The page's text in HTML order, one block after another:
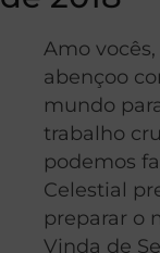
Amo
abençoo
mundo
trabalho
podemos
Celestial
preparar o
Vinda de